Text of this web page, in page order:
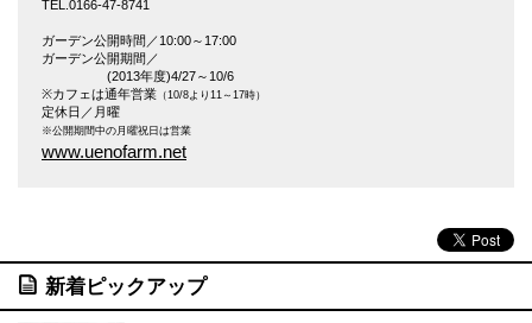
TEL.0166-47-8741
ガーデン公開時間／10:00～17:00
ガーデン公開期間／
(2013年度)4/27～10/6
※カフェは通年営業 （10/8より11～17時）
定休日／月曜
※公開期間中の月曜祝日は営業
www.uenofarm.net
新着ピックアップ